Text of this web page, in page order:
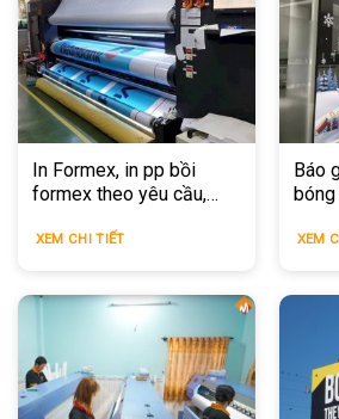
In Formex, in pp bồi
formex theo yêu cầu,
XEM CHI TIẾT
Báo
XEM